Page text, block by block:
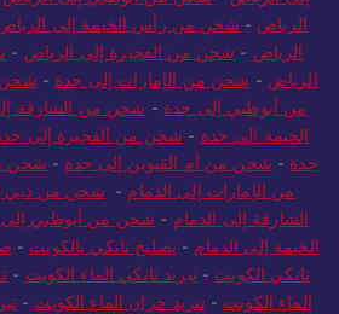
الرياض - شحن من رأس الخيمة إلى
الرياض - شحن من الفجيرة إلى الرياض -
الرياض - شحن من الإمارات إلى جدة - شحن
من أبوظبي إلى جدة - شحن من الشارقة
الخيمة الى جدة - شحن من الفجيرة إلى
جدة - شحن من أم القيوين إلى جدة - شحن
من الإمارات إلى الدمام - شحن من دبي
الشارقة إلى الدمام - شحن من أبوظبي إلى
الخيمة إلى الدمام -تصليح تانكي بالكويت -
تانكي الكويت -تبريد تانكي الماء الكويت -
الماء الكويت -تبريد خزان الماء الكويت -